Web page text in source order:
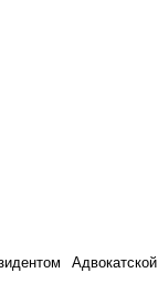
Адвокатской